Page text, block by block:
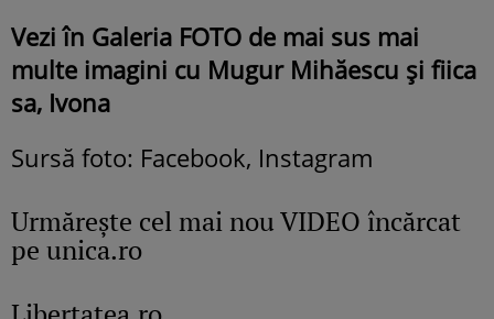
Vezi în Galeria FOTO de mai sus mai
multe imagini cu Mugur Mihăescu și fiica
sa, Ivona
Sursă foto: Facebook, Instagram
Urmăreşte cel mai nou VIDEO încărcat
pe unica.ro